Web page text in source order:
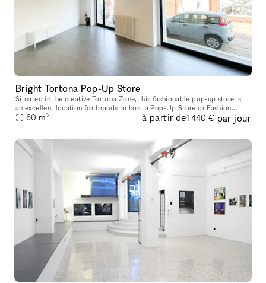
Bright Tortona Pop-Up Store
Situated in the creative Tortona Zone, this fashionable pop-up store is
an excellent location for brands to host a Pop-Up Store or Fashion
Showroom. This incredible boutique has a modern frontage wi
60 m2 à partir de1 440 € par jour